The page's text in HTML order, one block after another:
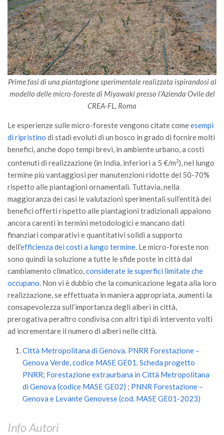
Prime fasi di una piantagione sperimentale realizzata ispirandosi al
modello delle micro-foreste di Miyawaki presso l’Azienda Ovile del
CREA-FL, Roma
Le esperienze sulle micro-foreste vengono citate comeesempi
di ripristino di stadi evoluti di un bosco in grado di fornire molti
benefici, anche dopo tempi brevi, in ambiente urbano, a costi
contenuti di realizzazione (in India, inferiori a 5 €/m2), nel lungo
termine più vantaggiosi per manutenzioni ridotte del 50-70%
rispetto alle piantagioni ornamentali. Tuttavia, nella
maggioranza dei casi le valutazioni sperimentali sull’entità dei
benefici offerti rispetto alle piantagioni tradizionali appaiono
ancora carenti in termini metodologici e mancano dati
finanziari comparativi e quantitativi solidi a supporto
dell’efficienza dei costi a lungo termine. Le micro-foreste non
sono quindi la soluzione a tutte le sfide poste in città dal
cambiamento climatico,considerate le superfici limitate che
occupano. Non vi è dubbio che la comunicazione legata alla loro
realizzazione, se effettuata in maniera appropriata, aumenti la
consapevolezza sull’importanza degli alberi in città,
prerogativa peraltro condivisa con altri tipi di intervento volti
ad incrementare il numero di alberi nelle città.
Città Metropolitana di Genova. PNRR Forestazione –
Genova Verde, codice MASE GE01. Scheda progetto
PNRR; Forestazione extraurbana in Città Metropolitana
di Genova (codice MASE GE02) ; PNNR Forestazione –
Genova e Levante Genovese (cod. MASE GE01-2023)
Info Autori